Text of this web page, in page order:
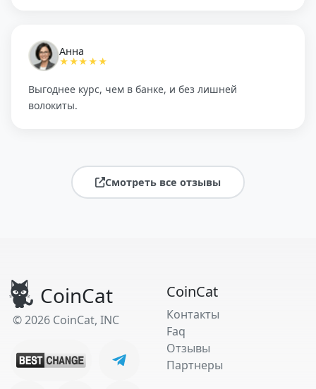
Анна
★★★★★
Выгоднее курс, чем в банке, и без лишней
волокиты.
Смотреть все отзывы
CoinCat
© 2026 CoinCat, INC
CoinCat
Контакты
Faq
Отзывы
Партнеры